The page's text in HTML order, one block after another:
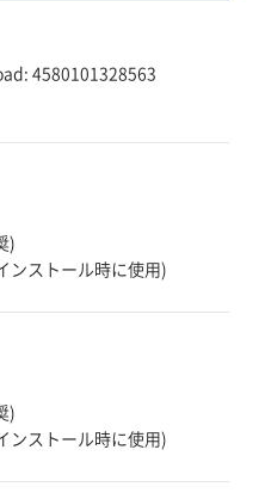
4580101328563
)
ンストール時に使用)
)
ンストール時に使用)